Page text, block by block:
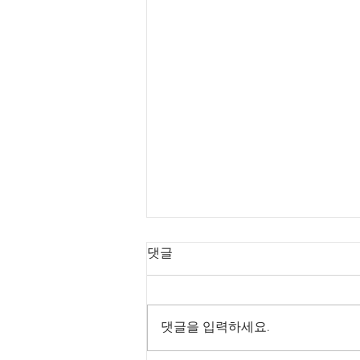
댓글
댓글을 입력하세요.